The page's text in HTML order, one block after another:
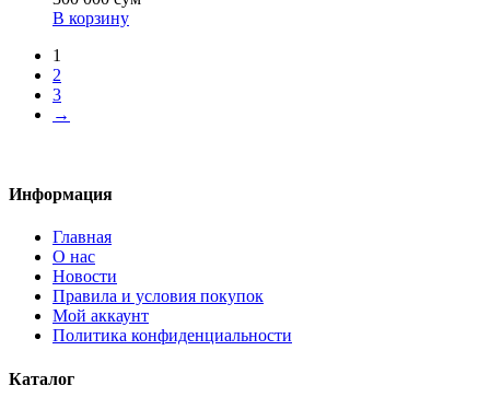
В корзину
1
2
3
→
Информация
Главная
О нас
Новости
Правила и условия покупок
Мой аккаунт
Политика конфиденциальности
Каталог